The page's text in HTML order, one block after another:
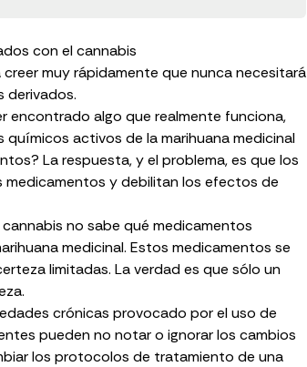
con el cannabis
muy rápidamente que nunca necesitará
derivados.
encontrado algo que realmente funciona,
químicos activos de lamarihuana medicinal
? La respuesta, y el problema, es que los
y debilitan los efectos de
no sabe qué medicamentos
medicinal. Estos medicamentos se
limitadas. La verdad es que sólo un
crónicas provocado por el uso de
pueden no notar o ignorar los cambios
los protocolos de tratamiento de una